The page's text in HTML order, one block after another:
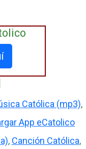
Católica (mp3),
App eCatolico
, Canción Católica,